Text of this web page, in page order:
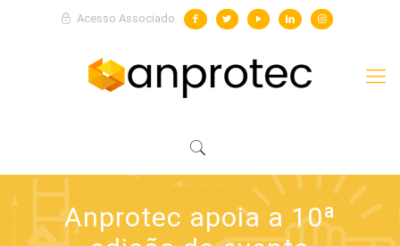
Acesso Associado
Anprotec apoia a 10ª